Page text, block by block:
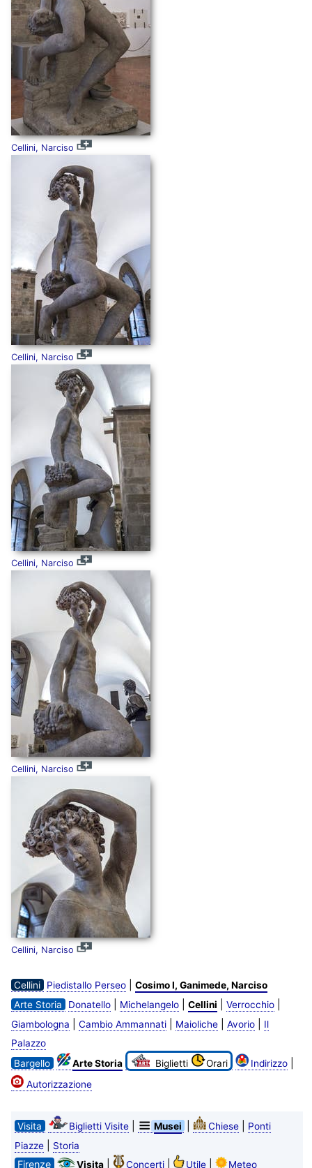
Cellini, Narciso
Cellini, Narciso
Cellini, Narciso
Cellini, Narciso
Cellini, Narciso
Cellini Piedistallo Perseo| Cosimo I, Ganimede, Narciso
Arte Storia
Donatello| Michelangelo| Cellini Verrocchio|
Giambologna Cambio Ammannati| Maioliche| Avorio|
Il
Palazzo
Bargello
Arte Storia Biglietti Orari Indirizzo|
Autorizzazione
Visita Biglietti Visite| Musei Chiese|
Ponti
Piazze| Storia
Firenze Visita| Concerti| Utile| Meteo